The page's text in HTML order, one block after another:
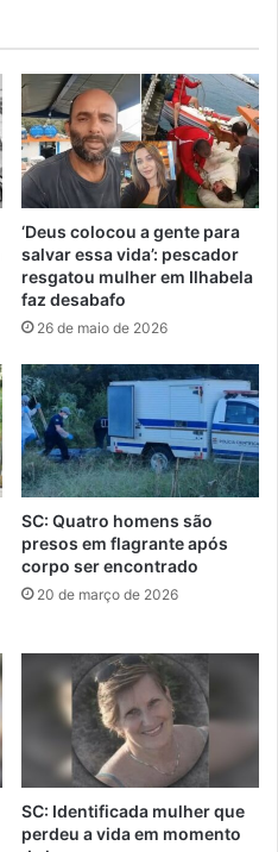
‘Deus colocou a gente para
salvar essa vida’: pescador
resgatou mulher em Ilhabela
faz desabafo
26 de maio de 2026
SC: Quatro homens são
presos em flagrante após
corpo ser encontrado
20 de março de 2026
SC: Identificada mulher que
perdeu a vida em momento